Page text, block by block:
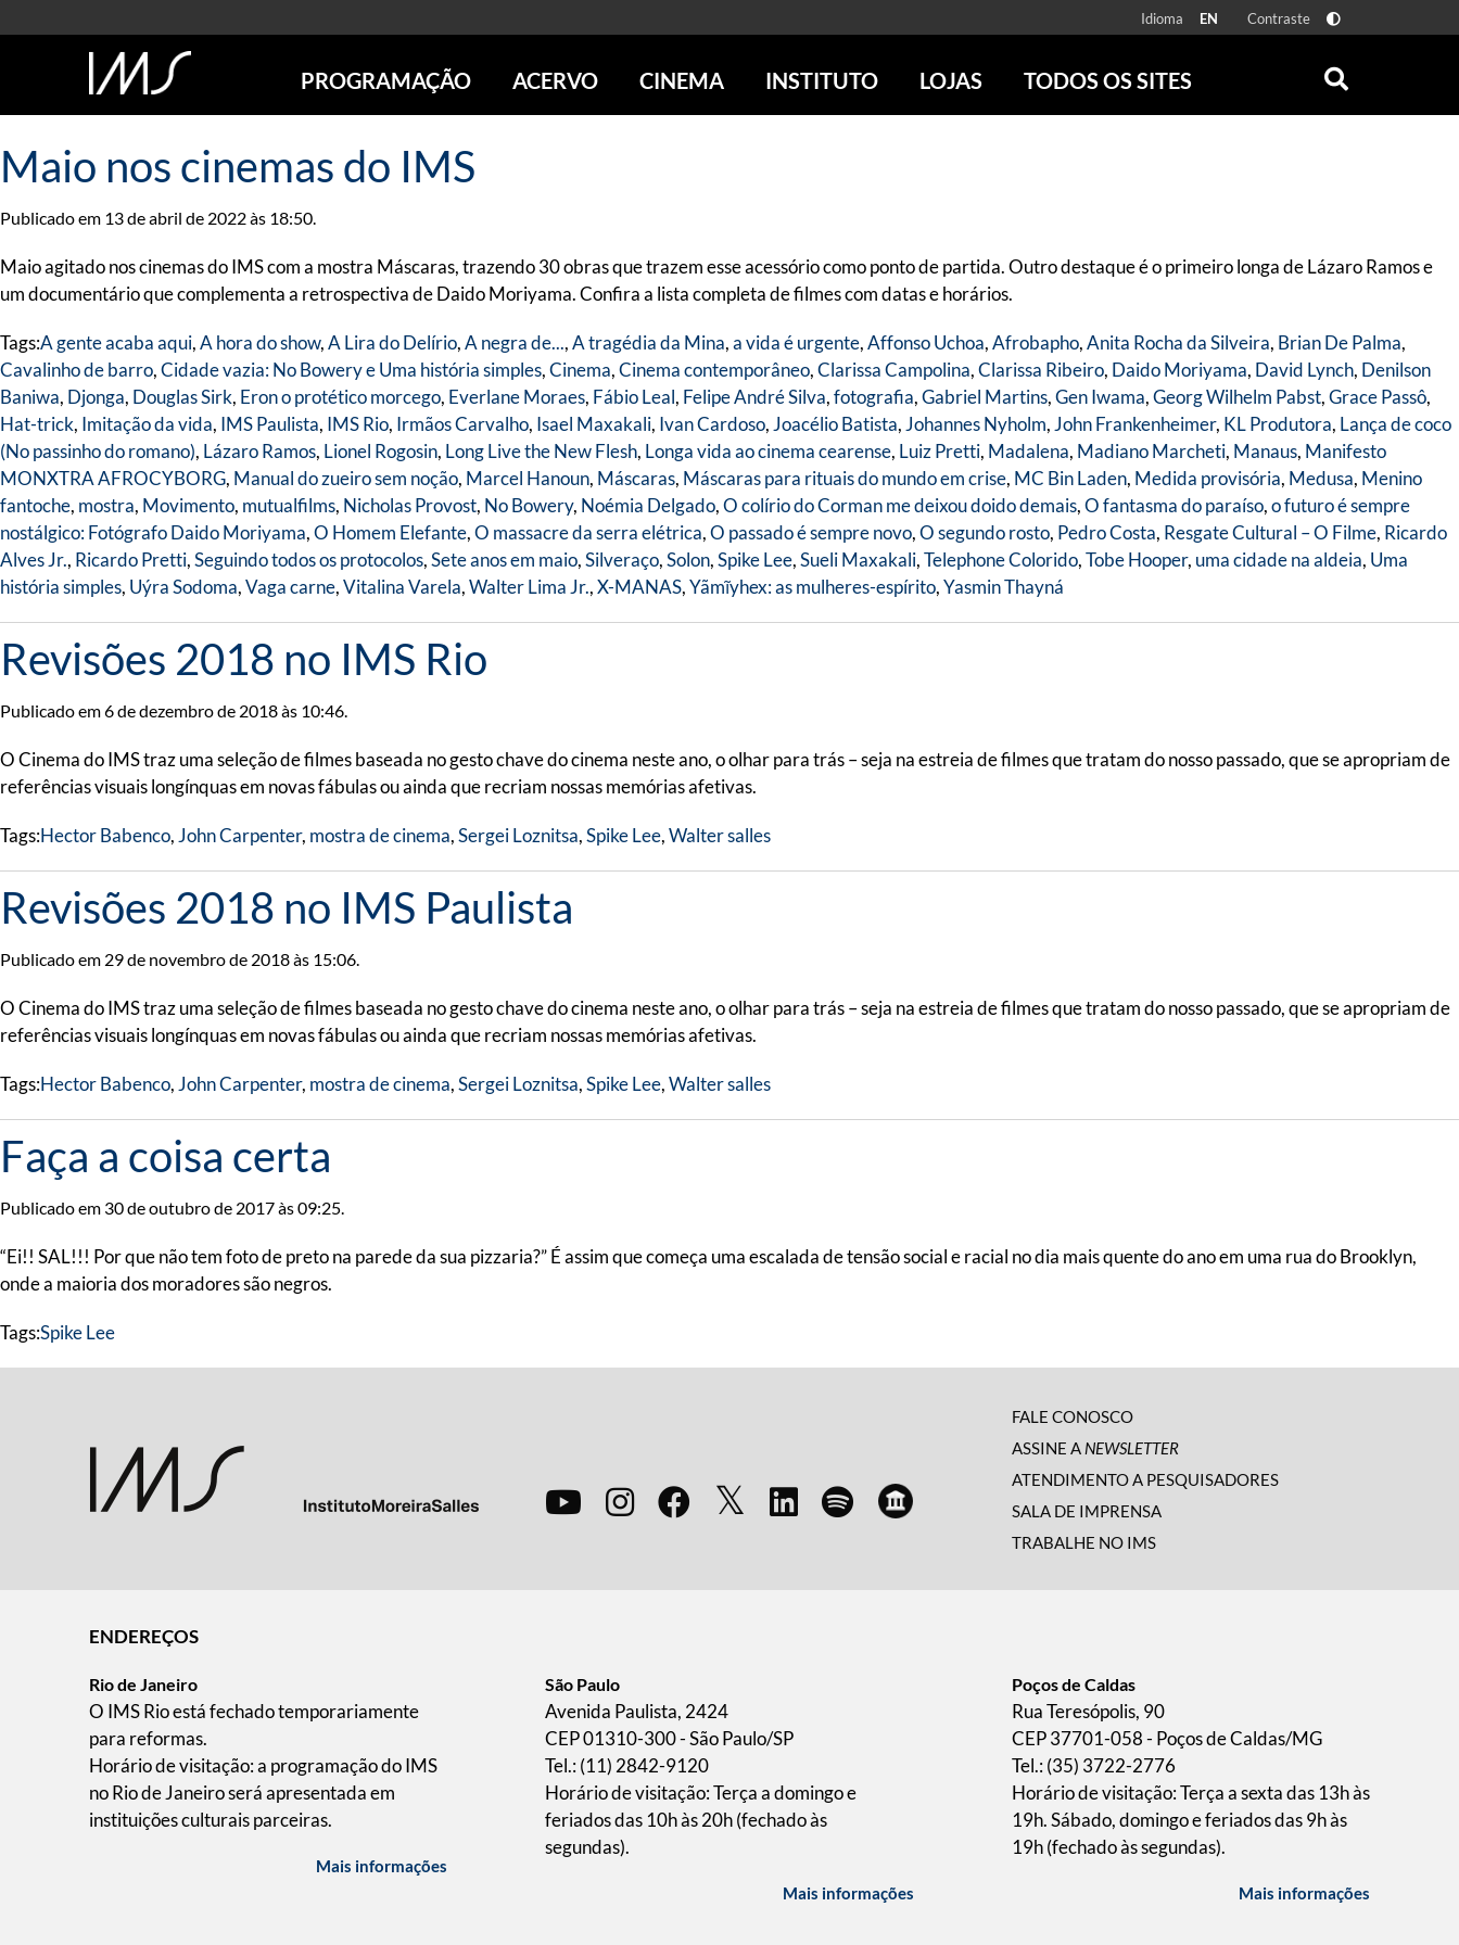
Idioma EN Contraste
PROGRAMAÇÃO
SÃO PAULO
FUTURAS
ANTERIORES
TOURS VIRTUAIS
VISITAS MEDIADAS
ACERVO
BIBLIOTECA DE FOTOGRAFIA
DESTAQUES DE A a Z
PROGRAMA CONVIDA
POR DENTRO DO ACERVO
CINEMA
REVISTAS DE PROGRAMAÇÃO
INSTITUTO
QUEM SOMOS
EDUCAÇÃO
ESCOLA ESCUTA
PUBLICAÇÕES E DVDs
LOJAS TODOS OS SITES
TESTEMUNHA OCULAR
SERROTE
VER TODOS
Maio nos cinemas do IMS
Publicado em 13 de abril de 2022 às 18:50.
Maio agitado nos cinemas do IMS com a mostra Máscaras, trazendo 30 obras que trazem esse acessório como ponto de partida. Outro destaque é o primeiro longa de Lázaro Ramos e
um documentário que complementa a retrospectiva de Daido Moriyama. Confira a lista completa de filmes com datas e horários.
Tags:A gente acaba aqui,A hora do show,A Lira do Delírio,A negra de...,A tragédia da Mina,a vida é urgente,Affonso Uchoa,Afrobapho,Anita Rocha da Silveira, Brian De Palma,
Cavalinho de barro,Cidade vazia: No Bowery e Uma história simples,Cinema,Cinema contemporâneo,Clarissa Campolina,Clarissa Ribeiro, Daido Moriyama, David Lynch, Denilson
Baniwa, Djonga, Douglas Sirk, Eron o protético morcego, Everlane Moraes, Fábio Leal, Felipe André Silva,fotografia,Gabriel Martins,Gen Iwama,Georg Wilhelm Pabst,Grace Passô,
Hat-trick, Imitação da vida, IMS Paulista, IMS Rio, Irmãos Carvalho, Isael Maxakali, Ivan Cardoso, Joacélio Batista, Johannes Nyholm, John Frankenheimer, KL Produtora, Lança de coco
(No passinho do romano), Lázaro Ramos, Lionel Rogosin, Long Live the New Flesh, Longa vida ao cinema cearense, Luiz Pretti, Madalena, Madiano Marcheti, Manaus, Manifesto
MONXTRA AFROCYBORG, Manual do zueiro sem noção, Marcel Hanoun, Máscaras, Máscaras para rituais do mundo em crise, MC Bin Laden, Medida provisória, Medusa, Menino
fantoche, mostra, Movimento, mutualfilms, Nicholas Provost, No Bowery, Noémia Delgado,O colírio do Corman me deixou doido demais,O fantasma do paraíso,o futuro é sempre
nostálgico: Fotógrafo Daido Moriyama,O Homem Elefante,O massacre da serra elétrica,O passado é sempre novo,O segundo rosto, Pedro Costa, Resgate Cultural – O Filme, Ricardo
Alves Jr., Ricardo Pretti,Seguindo todos os protocolos,Sete anos em maio,Silveraço,Solon,Spike Lee,Sueli Maxakali,Telephone Colorido,Tobe Hooper, uma cidade na aldeia, Uma
história simples, Uýra Sodoma,Vaga carne,Vitalina Varela,Walter Lima Jr.,X-MANAS,Yãmĩyhex: as mulheres-espírito,Yasmin Thayná
Revisões 2018 no IMS Rio
Publicado em 6 de dezembro de 2018 às 10:46.
O Cinema do IMS traz uma seleção de filmes baseada no gesto chave do cinema neste ano, o olhar para trás – seja na estreia de filmes que tratam do nosso passado, que se apropriam de
referências visuais longínquas em novas fábulas ou ainda que recriam nossas memórias afetivas.
Tags:Hector Babenco, John Carpenter, mostra de cinema,Sergei Loznitsa,Spike Lee,Walter salles
Revisões 2018 no IMS Paulista
Publicado em 29 de novembro de 2018 às 15:06.
O Cinema do IMS traz uma seleção de filmes baseada no gesto chave do cinema neste ano, o olhar para trás – seja na estreia de filmes que tratam do nosso passado, que se apropriam de
referências visuais longínquas em novas fábulas ou ainda que recriam nossas memórias afetivas.
Tags:Hector Babenco, John Carpenter, mostra de cinema,Sergei Loznitsa,Spike Lee,Walter salles
Faça a coisa certa
Publicado em 30 de outubro de 2017 às 09:25.
“Ei!! SAL!!! Por que não tem foto de preto na parede da sua pizzaria?” É assim que começa uma escalada de tensão social e racial no dia mais quente do ano em uma rua do Brooklyn,
onde a maioria dos moradores são negros.
Tags:Spike Lee
FALE CONOSCO
ASSINE A NEWSLETTER
ATENDIMENTO A PESQUISADORES
SALA DE IMPRENSA
TRABALHE NO IMS
ENDEREÇOS
Rio de Janeiro
O IMS Rio está fechado temporariamente
para reformas.
Horário de visitação: a programação do IMS
no Rio de Janeiro será apresentada em
instituições culturais parceiras.
Mais informações
São Paulo
Avenida Paulista, 2424
CEP 01310-300 - São Paulo/SP
Tel.: (11) 2842-9120
Horário de visitação: Terça a domingo e
feriados das 10h às 20h (fechado às
segundas).
Mais informações
Poços de Caldas
Rua Teresópolis, 90
CEP 37701-058 - Poços de Caldas/MG
Tel.: (35) 3722-2776
Horário de visitação: Terça a sexta das 13h às
19h. Sábado, domingo e feriados das 9h às
19h (fechado às segundas).
Mais informações